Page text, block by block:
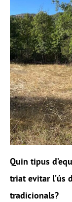
Quin tipus
triat evitar l’ús
tradicionals?